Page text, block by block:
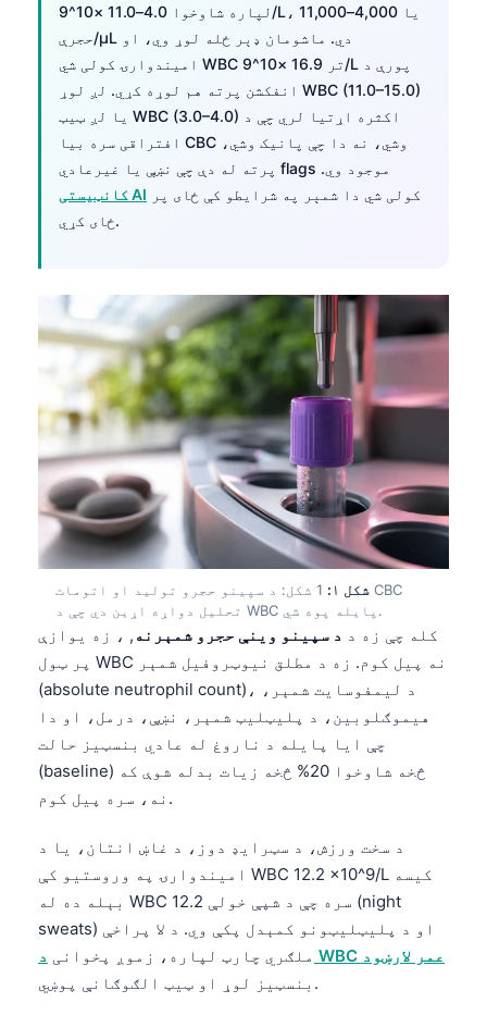
لپاره شاوخوا 4.0–11.0 ×10^9/L، یا 4,000–11,000
حجرې/µL دي. ماشومان ډېر ځله لوړ وي، او
امیندوارۍ کولی شي WBC تر 16.9 ×10^9/L پورې د
انفکشن پرته هم لوړه کړي. لږ لوړ WBC (11.0–15.0)
یا لږ ټیټ WBC (3.0–4.0) اکثره اړتیا لري چې د
افتراقی سره بیا CBC وشي، نه دا چې پانیک وشي،
پرته له دې چې نښې یا غیرعادي flags موجود وي.
کانټیستی AI
ځای کړي.
شکل ۱:
1 شکل: د سپینو حجرو تولید او اتومات CBC
تحلیل دواړه اړین دي چې د WBC پایله پوه شي.
کله چې زه د د سپینو وینې حجرو شمېرنه , ، زه یوازې
پر ټول WBC نه پیل کوم. زه د مطلق نیوټروفیل شمېر
(absolute neutrophil count)، د لیمفوسایت شمېر،
هیموګلوبین، د پلیټلیټ شمېر، نښې، درمل، او دا
چې ایا پایله د ناروغ له عادي بنسټیز حالت
(baseline) څخه شاوخوا 20% څخه زیات بدله شوې که
نه، سره پیل کوم.
د سخت ورزش، د سټرایډ دوز، د غاښ انتان، یا د
امیندوارۍ په وروستیو کې WBC 12.2 ×10^9/L کیسه
بېله ده له WBC 12.2 سره چې د شپې خولې (night
sweats) او د پلیټلیټونو کمېدل پکې وي. د لا پراخې
ملګري چارټ لپاره، زموږ پخوانی
د WBC عمر لارښود
بنسټیز لوړ او ټیټ الګوګانې پوښي.